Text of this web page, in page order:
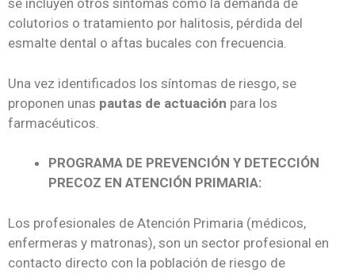
se incluyen otros síntomas como la demanda de
colutorios o tratamiento por halitosis, pérdida del
esmalte dental o aftas bucales con frecuencia.
Una vez identificados los síntomas de riesgo, se
proponen unas pautas de actuación para los
farmacéuticos.
PROGRAMA DE PREVENCIÓN Y DETECCIÓN
PRECOZ EN ATENCIÓN PRIMARIA:
Los profesionales de Atención Primaria (médicos,
enfermeras y matronas), son un sector profesional en
contacto directo con la población de riesgo de